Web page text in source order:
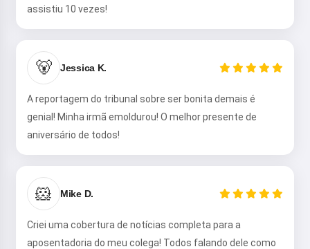
assistiu 10 vezes!
🐻 Jessica K.
A reportagem do tribunal sobre ser bonita demais é
genial! Minha irmã emoldurou! O melhor presente de
aniversário de todos!
🐹 Mike D.
Criei uma cobertura de notícias completa para a
aposentadoria do meu colega! Todos falando dele como
Oi! Eu sou a Storiko 👋
Eu conto histórias mágicas para
dormir para seus filhos 🌟
Leia uma história
Serviço,Política de Privacidade,Política de Reembolso